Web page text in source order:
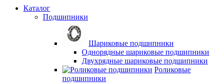
Каталог
Подшипники
Шариковые подшипники
Однорядные шариковые подшипники
Двухрядные шариковые подшипники
Роликовые
подшипники